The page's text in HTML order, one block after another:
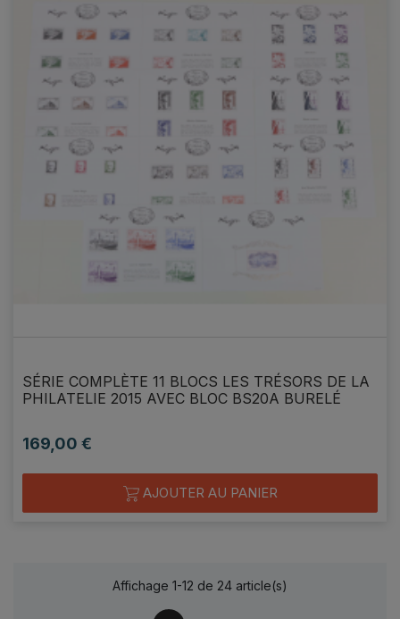
SÉRIE COMPLÈTE 11 BLOCS LES TRÉSORS DE LA
PHILATELIE 2015 AVEC BLOC BS20A BURELÉ
Prix
169,00 €
AJOUTER AU PANIER
Affichage 1-12 de 24 article(s)